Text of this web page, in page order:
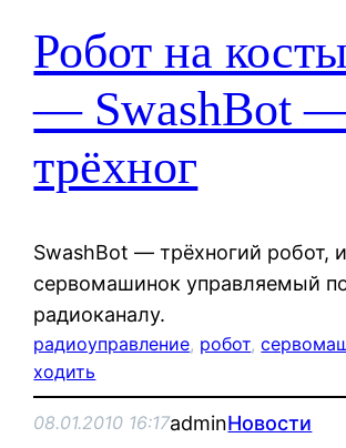
Робот на
— SwashBot
трёхног
SwashBot — трёхногий робот,
сервомашинок управляемый
радиоканалу.
радиоуправление, робот,
ходить
08.01.2010 16:17adminНовости